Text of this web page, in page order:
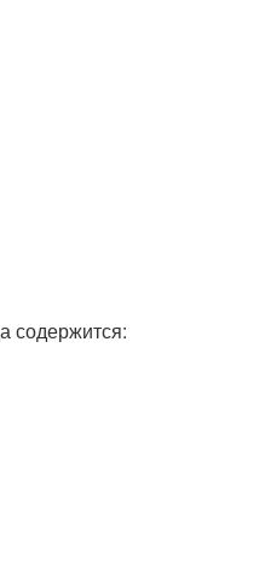
содержится: